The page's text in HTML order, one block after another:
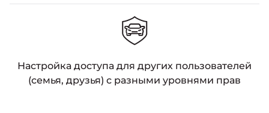
Настройка доступа для других пользователей
(семья, друзья) с разными уровнями прав